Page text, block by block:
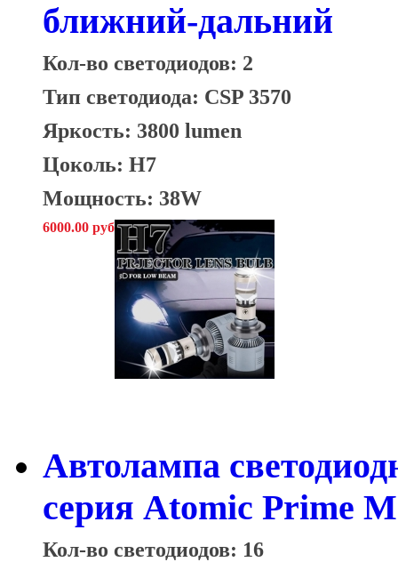
ближний-дальний
Кол-во светодиодов: 2
Тип светодиода: CSP 3570
Яркость: 3800 lumen
Цоколь: H7
Мощность: 38W
6000.00 руб
Автолампа
серия Atomic Prime
Кол-во светодиодов: 16